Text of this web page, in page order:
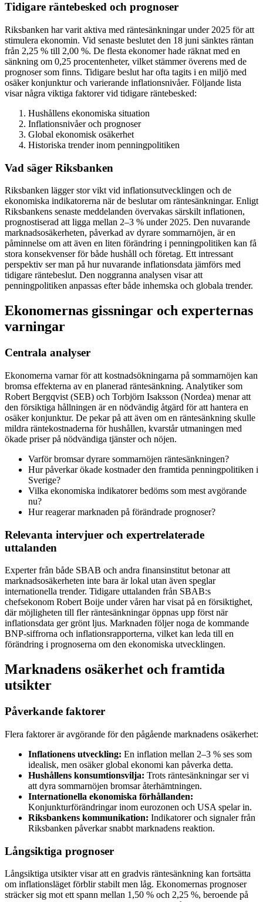
Tidigare räntebesked och prognoser
Riksbanken har varit aktiva med räntesänkningar under 2025 för att
stimulera ekonomin. Vid senaste beslutet den 18 juni sänktes räntan
från 2,25 % till 2,00 %. De flesta ekonomer hade räknat med en
sänkning om 0,25 procentenheter, vilket stämmer överens med de
prognoser som finns. Tidigare beslut har ofta tagits i en miljö med
osäker konjunktur och varierande inflationsnivåer. Följande lista
visar några viktiga faktorer vid tidigare räntebesked:
Hushållens ekonomiska situation
Inflationsnivåer och prognoser
Global ekonomisk osäkerhet
Historiska trender inom penningpolitiken
Vad säger Riksbanken
Riksbanken lägger stor vikt vid inflationsutvecklingen och de
ekonomiska indikatorerna när de beslutar om räntesänkningar. Enligt
Riksbankens senaste meddelanden övervakas särskilt inflationen,
prognostiserad att ligga mellan 2–3 % under 2025. Den nuvarande
marknadsosäkerheten, påverkad av dyrare sommarnöjen, är en
påminnelse om att även en liten förändring i penningpolitiken kan få
stora konsekvenser för både hushåll och företag. Ett intressant
perspektiv ser man på hur nuvarande inflationsdata jämförs med
tidigare räntebeslut. Den noggranna analysen visar att
penningpolitiken anpassas efter både inhemska och globala trender.
Ekonomernas gissningar och experternas
varningar
Centrala analyser
Ekonomerna varnar för att kostnadsökningarna på sommarnöjen kan
bromsa effekterna av en planerad räntesänkning. Analytiker som
Robert Bergqvist (SEB) och Torbjörn Isaksson (Nordea) menar att
den försiktiga hållningen är en nödvändig åtgärd för att hantera en
osäker konjunktur. De pekar på att även om en räntesänkning skulle
mildra räntekostnaderna för hushållen, kvarstår utmaningen med
ökade priser på nödvändiga tjänster och nöjen.
Varför bromsar dyrare sommarnöjen räntesänkningen?
Hur påverkar ökade kostnader den framtida penningpolitiken i
Sverige?
Vilka ekonomiska indikatorer bedöms som mest avgörande
nu?
Hur reagerar marknaden på förändrade prognoser?
Relevanta intervjuer och expertrelaterade
uttalanden
Experter från både SBAB och andra finansinstitut betonar att
marknadsosäkerheten inte bara är lokal utan även speglar
internationella trender. Tidigare uttalanden från SBAB:s
chefsekonom Robert Boije under våren har visat på en försiktighet,
där möjligheten till fler räntesänkningar öppnas upp först när
inflationsdata ger grönt ljus. Marknaden följer noga de kommande
BNP-siffrorna och inflationsrapporterna, vilket kan leda till en
förändring i prognoserna om den ekonomiska utvecklingen.
Marknadens osäkerhet och framtida
utsikter
Påverkande faktorer
Flera faktorer är avgörande för den pågående marknadens osäkerhet:
Inflationens utveckling: En inflation mellan 2–3 % ses som
idealisk, men osäker global ekonomi kan påverka detta.
Hushållens konsumtionsvilja: Trots räntesänkningar ser vi
att dyra sommarnöjen bromsar återhämtningen.
Internationella ekonomiska förhållanden:
Konjunkturförändringar inom eurozonen och USA spelar in.
Riksbankens kommunikation: Indikatorer och signaler från
Riksbanken påverkar snabbt marknadens reaktion.
Långsiktiga prognoser
Långsiktiga utsikter visar att en gradvis räntesänkning kan fortsätta
om inflationsläget förblir stabilt men låg. Ekonomernas prognoser
sträcker sig mot ett spann mellan 1,50 % och 2,25 %, beroende på